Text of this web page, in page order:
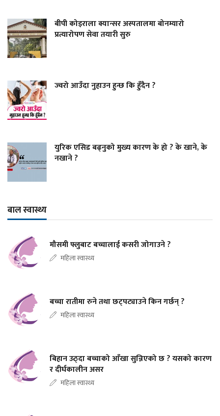
बीपी कोइराला क्यान्सर अस्पतालमा बोनम्यारो
प्रत्यारोपण सेवा तयारी सुरु
ज्वरो आउँदा नुहाउन हुन्छ कि हुँदैन ?
युरिक एसिड बढ्नुको मुख्य कारण के हो ? के खाने, के
नखाने ?
बाल स्वास्थ्य
मौसमी फ्लुबाट बच्चालाई कसरी जोगाउने ?
महिला स्वास्थ्य
बच्चा रातीमा रुने तथा छट्पट्याउने किन गर्छन् ?
महिला स्वास्थ्य
बिहान उठ्दा बच्चाको आँखा सुन्निएको छ ? यसको कारण
र दीर्घकालीन असर
महिला स्वास्थ्य